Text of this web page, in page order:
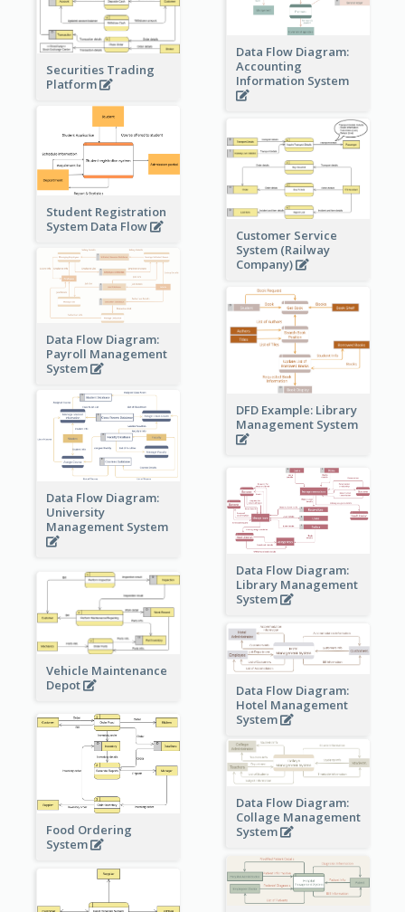
Data Flow Diagram:
Accounting
Information System
Securities Trading
Platform
Student Registration
System Data Flow
Customer Service
System (Railway
Company)
Data Flow Diagram:
Payroll Management
System
DFD Example: Library
Management System
Data Flow Diagram:
University
Management System
Data Flow Diagram:
Library Management
System
Vehicle Maintenance
Depot
Data Flow Diagram:
Hotel Management
System
Food Ordering
System
Data Flow Diagram:
Collage Management
System